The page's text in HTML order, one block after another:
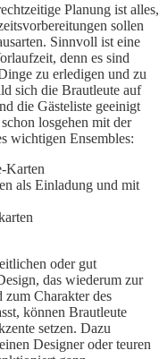
Planung ist alles,
sollen
Sinnvoll ist eine
denn es sind
zu erledigen und zu
sich die Brautleute auf
die Gästeliste geeinigt
losgehen mit der
wichtigen Ensembles:
Karten
als Einladung und mit
oder gut
das wiederum zur
Charakter des
können Brautleute
setzen. Dazu
Designer oder teuren